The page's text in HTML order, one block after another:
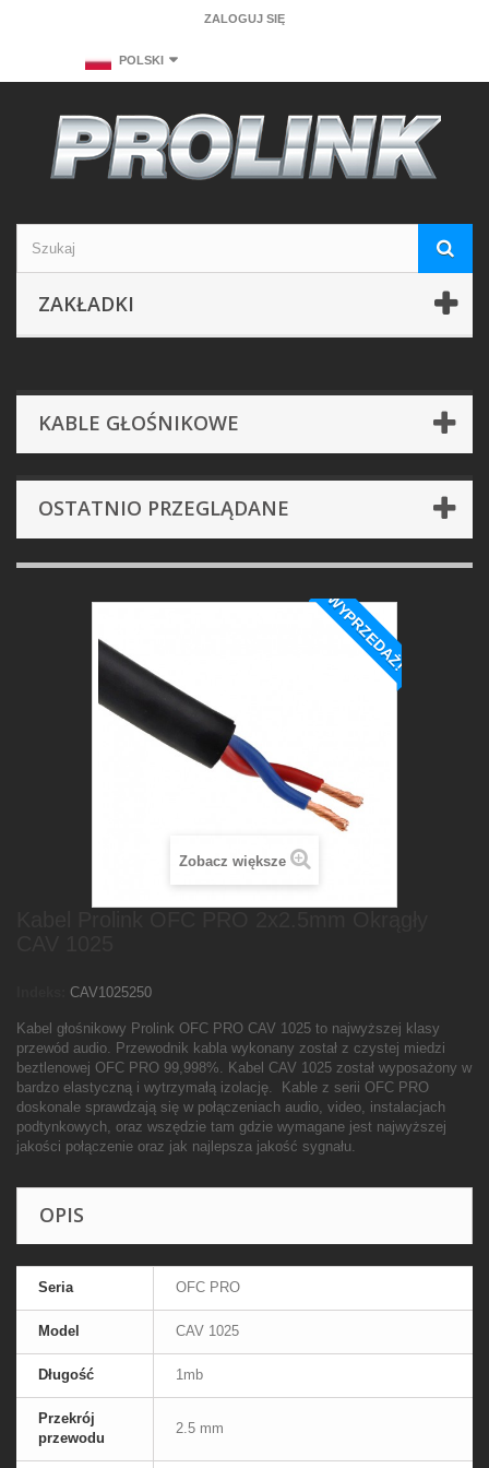
ZALOGUJ SIĘ
POLSKI
ZAKŁADKI
KABLE GŁOŚNIKOWE
OSTATNIO PRZEGLĄDANE
WYPRZEDAŻ!
Zobacz większe
CAV1025250
Kabel głośnikowy Prolink OFC PRO CAV 1025 to najwyższej klasy
przewód audio. Przewodnik kabla wykonany został z czystej miedzi
beztlenowej OFC PRO 99,998%. Kabel CAV 1025 został wyposażony w
bardzo elastyczną i wytrzymałą izolację. Kable z serii OFC PRO
doskonale sprawdzają się w połączeniach audio, video, instalacjach
podtynkowych, oraz wszędzie tam gdzie wymagane jest najwyższej
jakości połączenie oraz jak najlepsza jakość sygnału.
OPIS
Seria OFC PRO
Model CAV 1025
Długość 1mb
Przekrój
przewodu
2.5 mm